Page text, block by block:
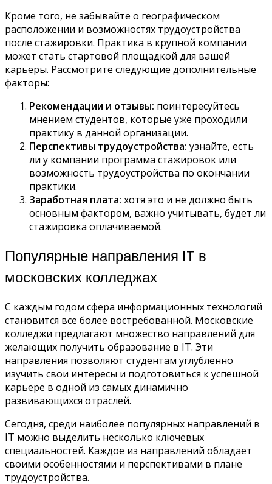
Кроме того, не забывайте о географическом
расположении и возможностях трудоустройства
после стажировки. Практика в крупной компании
может стать стартовой площадкой для вашей
карьеры. Рассмотрите следующие дополнительные
факторы:
Рекомендации и отзывы: поинтересуйтесь
мнением студентов, которые уже проходили
практику в данной организации.
Перспективы трудоустройства: узнайте, есть
ли у компании программа стажировок или
возможность трудоустройства по окончании
практики.
Заработная плата: хотя это и не должно быть
основным фактором, важно учитывать, будет ли
стажировка оплачиваемой.
Популярные направления IT в
московских колледжах
С каждым годом сфера информационных технологий
становится все более востребованной. Московские
колледжи предлагают множество направлений для
желающих получить образование в IT. Эти
направления позволяют студентам углубленно
изучить свои интересы и подготовиться к успешной
карьере в одной из самых динамично
развивающихся отраслей.
Сегодня, среди наиболее популярных направлений в
IT можно выделить несколько ключевых
специальностей. Каждое из направлений обладает
своими особенностями и перспективами в плане
трудоустройства.